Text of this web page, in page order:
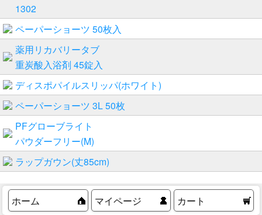
1302
ペーパーショーツ 50枚入
薬用リカバリータブ
重炭酸入浴剤 45錠入
ディスポパイルスリッパ(ホワイト)
ペーパーショーツ 3L 50枚
PFグローブライト
パウダーフリー(M)
ラップガウン(丈85cm)
ホーム マイページ カート